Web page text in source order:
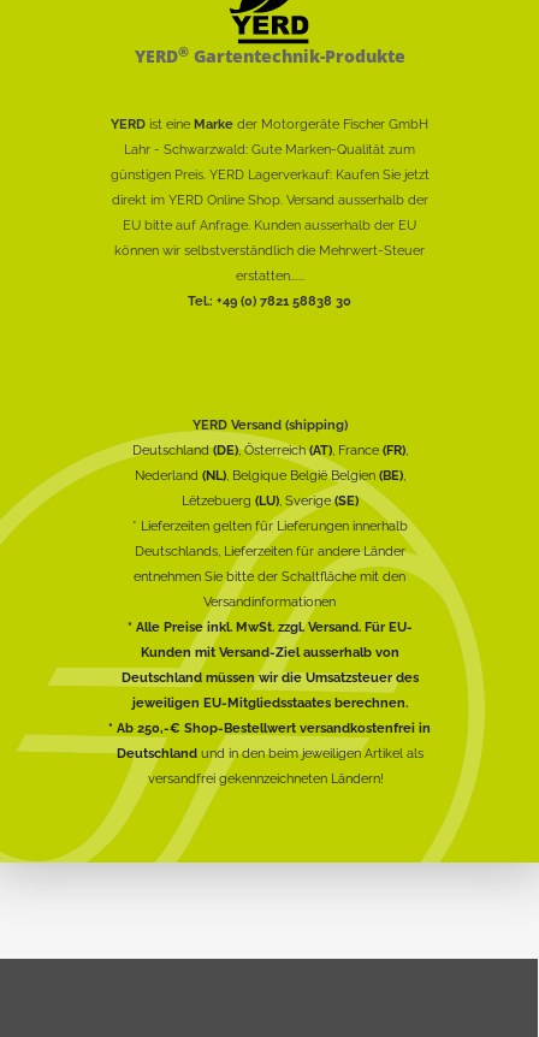
YERD®Gartentechnik-Produkte
YERD ist eine Marke der Motorgeräte Fischer GmbH
Lahr - Schwarzwald: Gute Marken-Qualität zum
günstigen Preis. YERD Lagerverkauf: Kaufen Sie jetzt
direkt im YERD Online Shop. Versand ausserhalb der
EU bitte auf Anfrage. Kunden ausserhalb der EU
können wir selbstverständlich die Mehrwert-Steuer
erstatten......
Tel.: +49 (0) 7821 58838 30
YERD Versand (shipping)
Deutschland(DE), Österreich(AT), France (FR),
Nederland (NL), Belgique België Belgien (BE),
Lëtzebuerg (LU), Sverige(SE)
* Lieferzeiten gelten für Lieferungen innerhalb
Deutschlands, Lieferzeiten für andere Länder
entnehmen Sie bitte der Schaltfläche mit den
Versandinformationen
* Alle Preise inkl. MwSt. zzgl. Versand. Für EU-
Kunden mit Versand-Ziel ausserhalb von
Deutschland müssen wir die Umsatzsteuer des
jeweiligen EU-Mitgliedsstaates berechnen.
* Ab 250,-€ Shop-Bestellwert versandkostenfrei in
Deutschlandund in den beim jeweiligen Artikel als
versandfrei gekennzeichneten Ländern!